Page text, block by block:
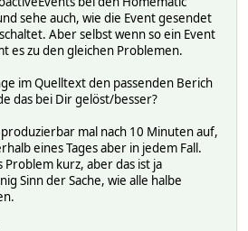
sehe auch, wie die Event gesendet
Aber selbst wenn so ein Event
es zu den gleichen Problemen.
im Quelltext den passenden Berich
das bei Dir gelöst/besser?
mal nach 10 Minuten auf,
eines Tages aber in jedem Fall.
Problem kurz, aber das ist ja
Sinn der Sache, wie alle halbe